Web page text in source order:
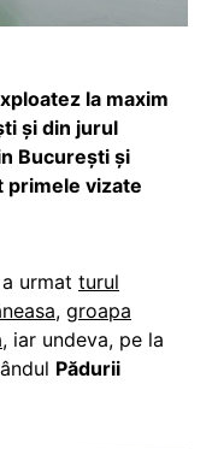
la maxim
și din jurul
București și
primele vizate
urmat turul
, groapa
, iar undeva, pe la
Pădurii